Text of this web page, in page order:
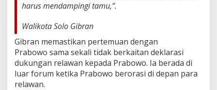
harus mendampingi tamu,”.
Walikota Solo Gibran
Gibran memastikan pertemuan dengan
Prabowo sama sekali tidak berkaitan deklarasi
dukungan relawan kepada Prabowo. Ia berada di
luar forum ketika Prabowo berorasi di depan para
relawan.